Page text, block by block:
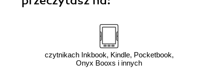
czytnikach Inkbook, Kindle, Pocketbook,
Onyx Booxs i innych